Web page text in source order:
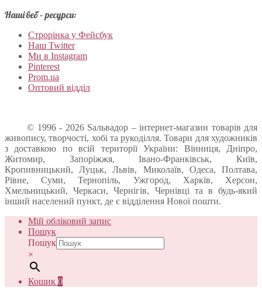
Наші веб – ресурси:
Строрінка у Фейсбук
Наш Twitter
Ми в Instagram
Pinterest
Prom.ua
Оптовий відділ
© 1996 - 2026 Sальвадор – інтернет-магазин товарів для
живопису, творчості, хобі та рукоділля. Товари для художників
з доставкою по всій території України: Вінниця, Дніпро,
Житомир, Запоріжжя, Івано-Франківськ, Київ,
Кропивницький, Луцьк, Львів, Миколаїв, Одеса, Полтава,
Рівне, Суми, Тернопіль, Ужгород, Харків, Херсон,
Хмельницький, Черкаси, Чернігів, Чернівці та в будь-який
інший населений пункт, де є відділення Нової пошти.
Мій обліковий запис
Пошук
Пошук
×
Кошик 0